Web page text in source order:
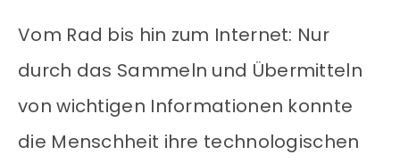
Vom Rad bis hin zum Internet: Nur
durch das Sammeln und Übermitteln
von wichtigen Informationen konnte
die Menschheit ihre technologischen